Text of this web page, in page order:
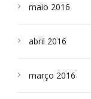
maio 2016
abril 2016
março 2016